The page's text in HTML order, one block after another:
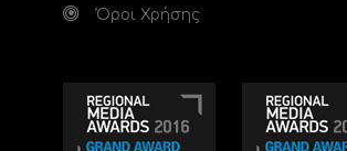
Όροι Χρήσης